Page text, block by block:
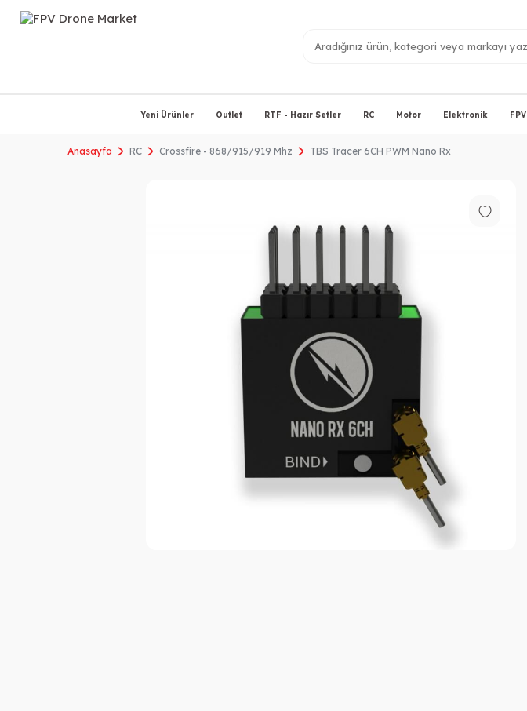
Yeni Ürünler Outlet RTF - Hazır Setler RC Motor Elektronik FPV
Anasayfa RC Crossfire - 868/915/919 Mhz TBS Tracer 6CH PWM Nano Rx